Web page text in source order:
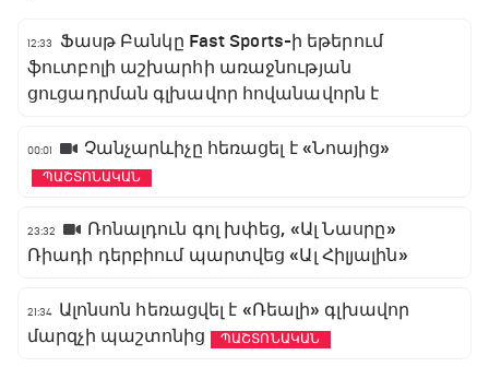
12:33
Ֆասթ Բանկը Fast Sports-ի եթերում
ֆուտբոլի աշխարհի առաջնության
ցուցադրման գլխավոր հովանավորն է
00:01 Չանչարևիչը հեռացել է «Նոայից»
ՊԱՇՏՈՆԱԿԱՆ
23:32
Ռոնալդուն գոլ խփեց, «Ալ Նասրը»
Ռիադի դերբիում պարտվեց «Ալ Հիլյալին»
21:34 Ալոնսոն հեռացվել է «Ռեալի» գլխավոր
մարզչի պաշտոնից
ՊԱՇՏՈՆԱԿԱՆ